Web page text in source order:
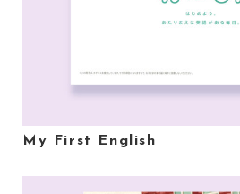
My First English